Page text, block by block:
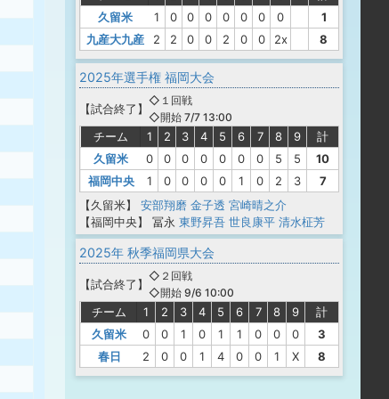
久留米
1 0 0 0 0 0 0 0
1
九産大九産
2 2 0 0 2 0 0 2x 8
2025年選手権 福岡大会
【試合終了 】
◇１回戦
◇開始 7/7 13:00
チーム 1 2 3 4 5 6 7 8 9
計
久留米
0 0 0 0 0 0 0 5 5
10
福岡中央
1 0 0 0 0 1 0 2 3
7
【久留米】
安部翔磨 金子透 宮崎晴之介
【福岡中央】
冨永 東野昇吾 世良康平 清水柾芳
2025年 秋季福岡県大会
【試合終了 】
◇２回戦
◇開始 9/6 10:00
チーム 1 2 3 4 5 6 7 8 9
計
久留米
0 0 1 0 1 1 0 0 0
3
春日
2 0 0 1 4 0 0 1 X 8